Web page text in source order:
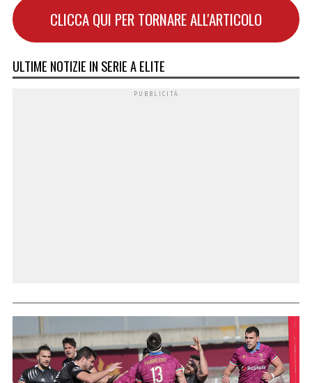
CLICCA QUI PER TORNARE ALL'ARTICOLO
ULTIME NOTIZIE IN SERIE A ELITE